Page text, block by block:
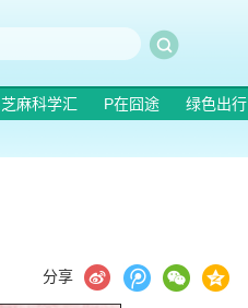
芝麻科学汇 P在囧途 绿色出行
分享